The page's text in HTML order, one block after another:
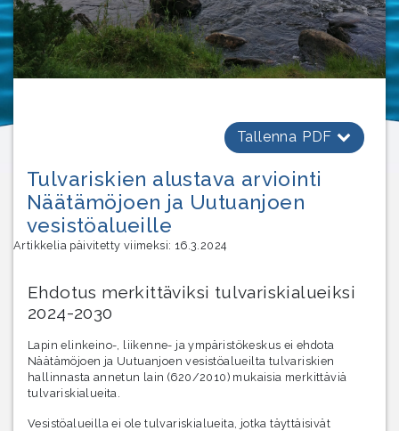
Tallenna PDF
Tulvariskien alustava arviointi
Näätämöjoen ja Uutuanjoen
vesistöalueille
Artikkelia päivitetty viimeksi: 16.3.2024
Ehdotus merkittäviksi tulvariskialueiksi
2024-2030
Lapin elinkeino-, liikenne- ja ympäristökeskus ei ehdota
Näätämöjoen ja Uutuanjoen vesistöalueilta tulvariskien
hallinnasta annetun lain (620/2010) mukaisia merkittäviä
tulvariskialueita.
Vesistöalueilla ei ole tulvariskialueita, jotka täyttäisivät